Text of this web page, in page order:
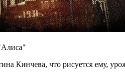
Кинчева, что рисуется ему,